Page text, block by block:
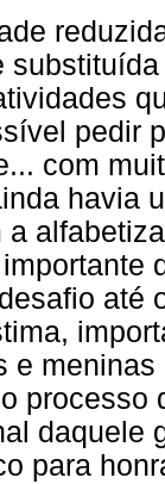
pedir
com
havia
a
até
e
processo
daquele
para